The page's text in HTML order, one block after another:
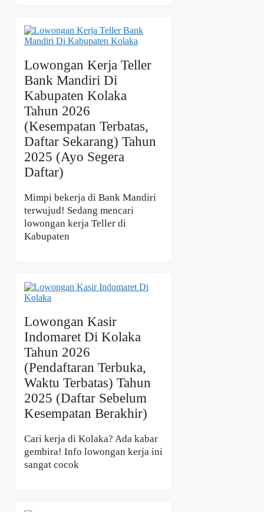
Lowongan Kerja Teller
Bank Mandiri Di
Kabupaten Kolaka
Tahun 2026
(Kesempatan Terbatas,
Daftar Sekarang) Tahun
2025 (Ayo Segera
Daftar)
Mimpi bekerja di Bank Mandiri
terwujud! Sedang mencari
lowongan kerja Teller di
Kabupaten
Lowongan Kasir
Indomaret Di Kolaka
Tahun 2026
(Pendaftaran Terbuka,
Waktu Terbatas) Tahun
2025 (Daftar Sebelum
Kesempatan Berakhir)
Cari kerja di Kolaka? Ada kabar
gembira! Info lowongan kerja ini
sangat cocok